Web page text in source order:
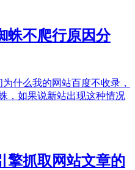
蛛不爬行原因分
什么我的网站百度不收录，
，如果说新站出现这种情况
擎抓取网站文章的